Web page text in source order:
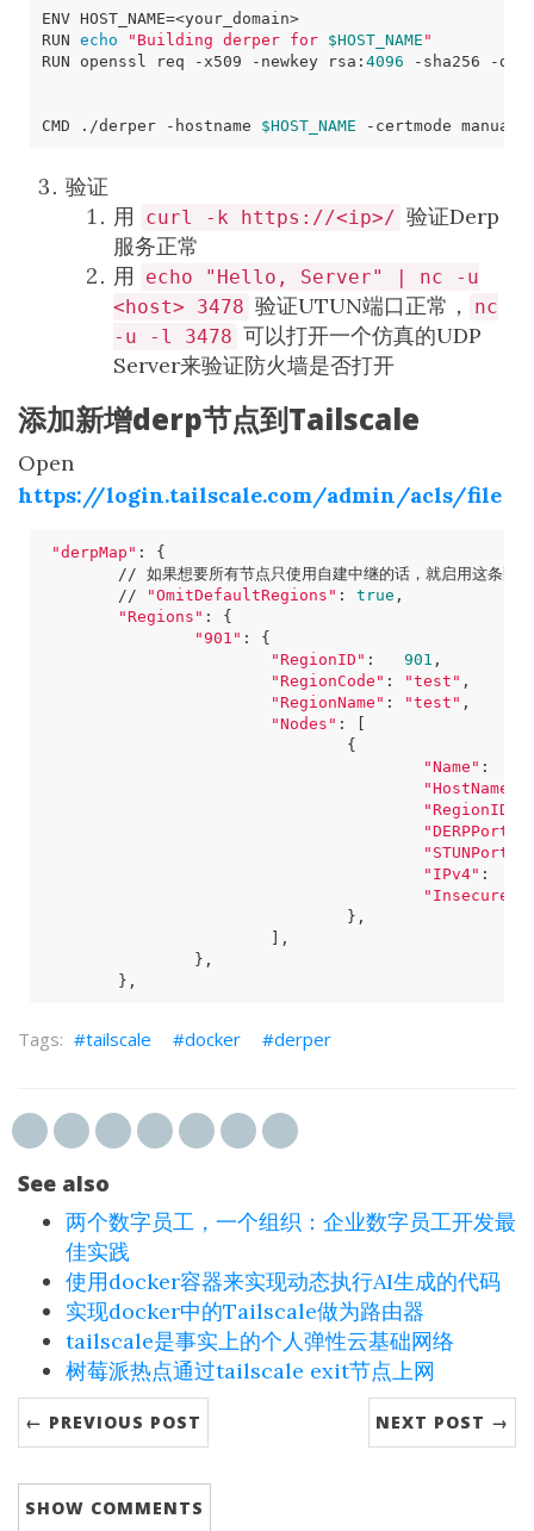
ENV HOST_NAME=
<your_domain>
RUN echo "Building derper for $HOST_NAME "
RUN openssl req -x509 -newkey rsa: 4096 -sha256 -
CMD ./derper -hostname $HOST_NAME -certmode
验证
用
curl -k https://<ip>/ 验证Derp
服务正常
用
echo "Hello, Server" | nc -u
<host> 3478 验证UTUN端口正常，
nc
-u -l 3478 可以打开一个仿真的UDP
Server来验证防火墙是否打开
添加新增derp节点到Tailscale
Open
https://login.tailscale.com/admin/acls/file
"derpMap" : {
//
"OmitDefaultRegions" : true
"Regions" : {
"901" : {
"RegionID" : 901
"RegionCode" : "test"
"RegionName" : "test"
"Nodes" :
[
{
"Name"
"HostName"
"RegionID"
"DERPPort"
"STUNPort"
"IPv4"
}
]
}
}
tailscale docker derper
See also
两个数字员工，一个组织：企业数字员工开发最
佳实践
使用docker容器来实现动态执行AI生成的代码
实现docker中的Tailscale做为路由器
tailscale是事实上的个人弹性云基础网络
树莓派热点通过tailscale exit节点上网
← PREVIOUS POST NEXT POST →
SHOW COMMENTS